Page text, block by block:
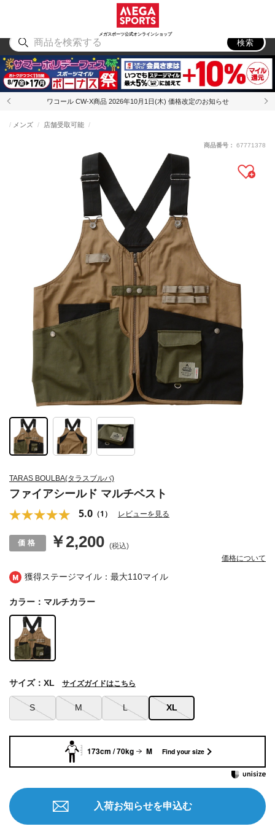
メガスポーツ公式オンラインショップ
アウトドア
検索
ワコール CW-X商品 2026年10月1日(木) 価格改定のお知らせ
獲得ステージマイル：最大110マイル
TARAS BOULBA(タラスブルバ)
ファイアシールド マルチベスト
5.0 （1） レビューを見る
メンズ 店舗受取可能
￥2,200 (税込)
価格について
商品番号： 67771378
カラー：マルチカラー
S M L XL
サイズ：XL サイズガイドはこちら
入荷お知らせを申込む
173cm / 70kg M Find your size